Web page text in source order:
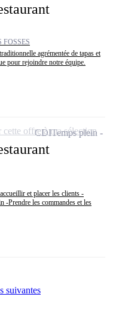
FOSSES
agrémentée de tapas et
pour rejoindre notre équipe.
et placer les clients -
-Prendre les commandes et les
CDITemps plein
cette offre à ma sélection
suivantes